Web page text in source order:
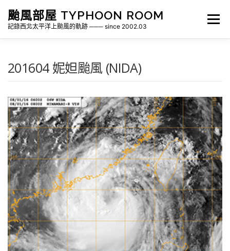
颱風部屋 TYPHOON ROOM
記錄西北太平洋上颱風的軌跡 ─── since 2002.03
選單
各地瞬間風速紀錄 侵台颱風新聞剪報 氣象相關資源
201604 妮妲颱風 (NIDA)